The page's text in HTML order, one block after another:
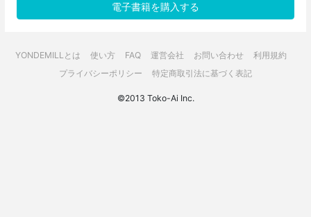
電子書籍を購入する
YONDEMILLとは 使い方 FAQ 運営会社 お問い合わせ
利用規約
プライバシーポリシー
特定商取引法に基づく表記
©2013 Toko-Ai Inc.